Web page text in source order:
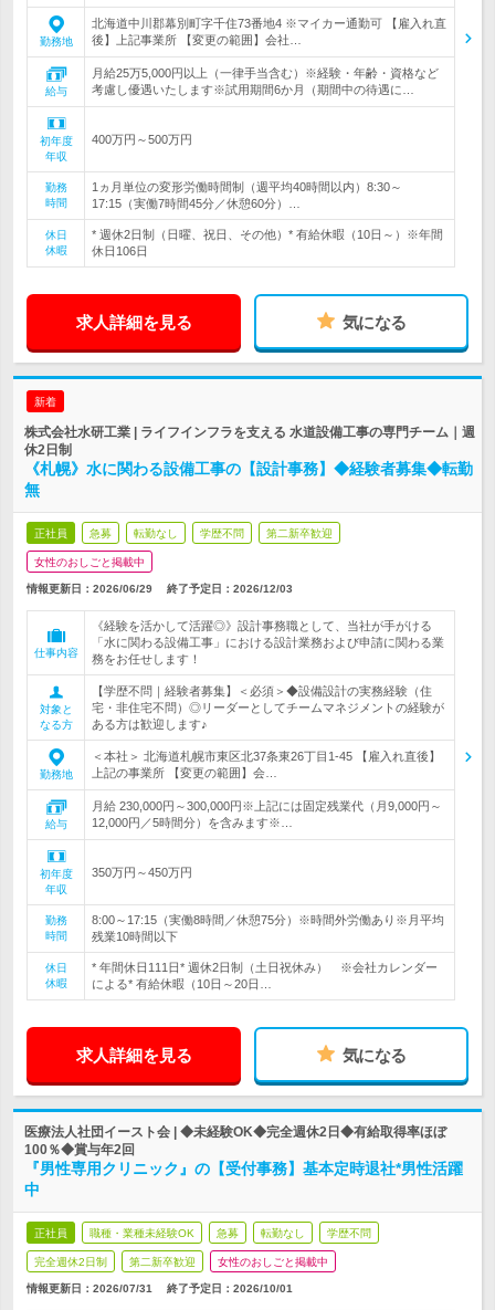
勤務地
北海道中川郡幕別町字千住73番地4 ※マイカー通勤可 【雇入れ直
後】上記事業所 【変更の範囲】会社…
給与
月給25万5,000円以上（一律手当含む）※経験・年齢・資格など
考慮し優遇いたします※試用期間6か月（期間中の待遇に…
初年度
年収
400万円～500万円
勤務
時間
1ヵ月単位の変形労働時間制（週平均40時間以内）8:30～
17:15（実働7時間45分／休憩60分）…
休日
休暇
* 週休2日制（日曜、祝日、その他）* 有給休暇（10日～）※年間
休日106日
求人詳細を見る 気になる
新着
株式会社水研工業 | ライフインフラを支える 水道設備工事の専門チーム｜週
休2日制
《札幌》水に関わる設備工事の【設計事務】◆経験者募集◆転勤
無
正社員 急募 転勤なし 学歴不問 第二新卒歓迎
女性のおしごと掲載中
情報更新日：2026/06/29 終了予定日： 2026/12/03
仕事内容
《経験を活かして活躍◎》設計事務職として、当社が手がける
「水に関わる設備工事」における設計業務および申請に関わる業
務をお任せします！
対象と
なる方
【学歴不問｜経験者募集】＜必須＞◆設備設計の実務経験（住
宅・非住宅不問）◎リーダーとしてチームマネジメントの経験が
ある方は歓迎します♪
勤務地
＜本社＞ 北海道札幌市東区北37条東26丁目1-45 【雇入れ直後】
上記の事業所 【変更の範囲】会…
給与
月給 230,000円～300,000円※上記には固定残業代（月9,000円～
12,000円／5時間分）を含みます※…
初年度
年収
350万円～450万円
勤務
時間
8:00～17:15（実働8時間／休憩75分）※時間外労働あり※月平均
残業10時間以下
休日
休暇
* 年間休日111日* 週休2日制（土日祝休み） ※会社カレンダー
による* 有給休暇（10日～20日…
求人詳細を見る 気になる
医療法人社団イースト会 | ◆未経験OK◆完全週休2日◆有給取得率ほぼ
100％◆賞与年2回
『男性専用クリニック』の【受付事務】基本定時退社*男性活躍
中
正社員 職種・業種未経験OK 急募 転勤なし 学歴不問
完全週休2日制 第二新卒歓迎 女性のおしごと掲載中
情報更新日：2026/07/31 終了予定日： 2026/10/01